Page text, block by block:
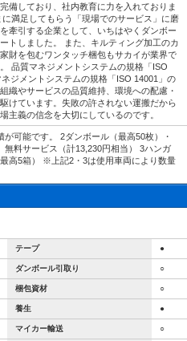
備しており、社内教育に力を入れておりま
満足してもらう「現場でのサービス」に磨
牽引する企業として、いちはやくダンボー
トしました。 また、キルティング加工のカ
財を包むワンタッチ梱包もサカイが業界で
品質マネジメントシステムの規格「ISO
ジメントシステムの規格「ISO 14001」の
織やサービスの品質維持、環境への配慮・
けています。失敗の許されない運搬だから
主義の信念を大切にしているのです。
が可能です。 2ダンボール（最高50枚）・
無料サービス（計13,230円相当） 3ハンガ
高5箱） ※上記2・3は使用車両により数量
テープ ●
ダンボール引取り ○
梱包資材 ○
養生 ●
マイカー輸送 ○